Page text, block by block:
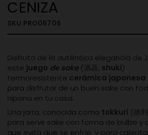
CENIZA
SKU PRO06706
Disfruta de la auténtica elegancia de
este juego de sake(酒器, shuki)
termoresistente cerámica japonesa
para disfrutar de un buen sake con
nipona en tu casa.
Una jarra, conocida como tokkuri (徳
para servir sake con forma de bulbo y
que evita que se enfríe, y para